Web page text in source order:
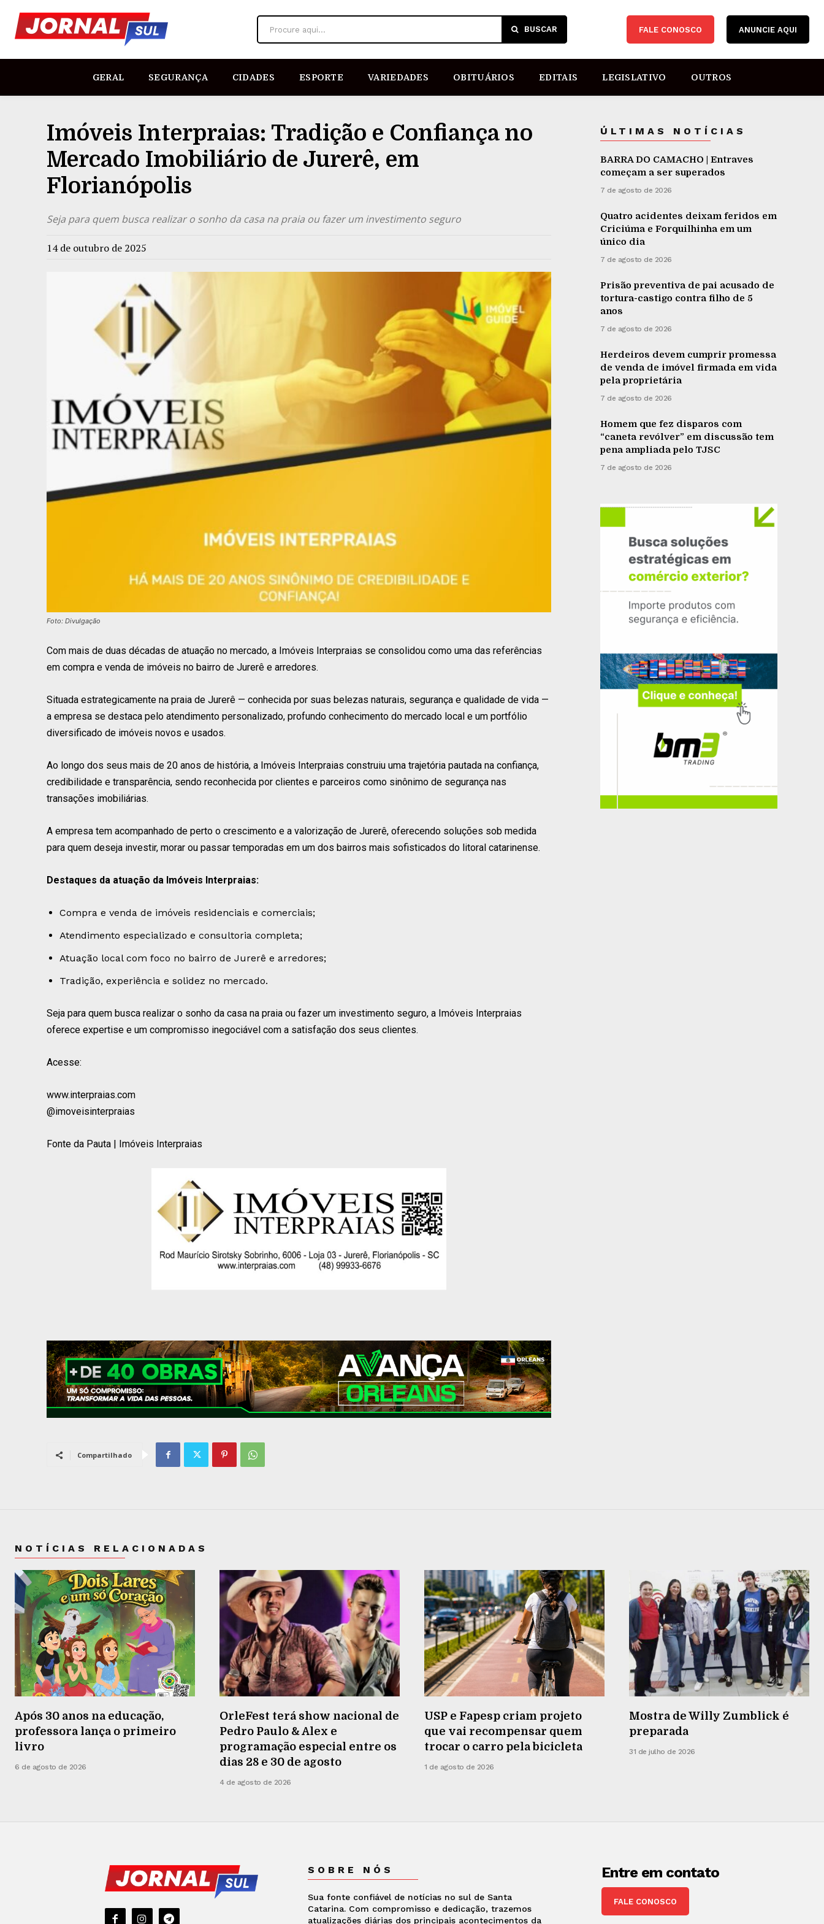
Procure aqui... BUSCAR FALE CONOSCO ANUNCIE AQUI
GERAL SEGURANÇA CIDADES ESPORTE VARIEDADES OBITUÁRIOS EDITAIS LEGISLATIVO OUTROS
Imóveis Interpraias: Tradição e Confiança no
Mercado Imobiliário de Jurerê, em
Florianópolis
Seja para quem busca realizar o sonho da casa na praia ou fazer um investimento seguro
14 de outubro de 2025
Foto: Divulgação
Com mais de duas décadas de atuação no mercado, a Imóveis Interpraias se consolidou como uma das referências
em compra e venda de imóveis no bairro de Jurerê e arredores.
Situada estrategicamente na praia de Jurerê — conhecida por suas belezas naturais, segurança e qualidade de vida —
a empresa se destaca pelo atendimento personalizado, profundo conhecimento do mercado local e um portfólio
diversificado de imóveis novos e usados.
Ao longo dos seus mais de 20 anos de história, a Imóveis Interpraias construiu uma trajetória pautada na confiança,
credibilidade e transparência, sendo reconhecida por clientes e parceiros como sinônimo de segurança nas
transações imobiliárias.
A empresa tem acompanhado de perto o crescimento e a valorização de Jurerê, oferecendo soluções sob medida
para quem deseja investir, morar ou passar temporadas em um dos bairros mais sofisticados do litoral catarinense.
Destaques da atuação da Imóveis Interpraias:
Compra e venda de imóveis residenciais e comerciais;
Atendimento especializado e consultoria completa;
Atuação local com foco no bairro de Jurerê e arredores;
Tradição, experiência e solidez no mercado.
Seja para quem busca realizar o sonho da casa na praia ou fazer um investimento seguro, a Imóveis Interpraias
oferece expertise e um compromisso inegociável com a satisfação dos seus clientes.
Acesse:
www.interpraias.com
@imoveisinterpraias
Fonte da Pauta | Imóveis Interpraias
Compartilhado
ÚLTIMAS NOTÍCIAS
BARRA DO CAMACHO | Entraves
começam a ser superados
7 de agosto de 2026
Quatro acidentes deixam feridos em
Criciúma e Forquilhinha em um
único dia
7 de agosto de 2026
Prisão preventiva de pai acusado de
tortura-castigo contra filho de 5
anos
7 de agosto de 2026
Herdeiros devem cumprir promessa
de venda de imóvel firmada em vida
pela proprietária
7 de agosto de 2026
Homem que fez disparos com
“caneta revólver” em discussão tem
pena ampliada pelo TJSC
7 de agosto de 2026
NOTÍCIAS RELACIONADAS
Após 30 anos na educação,
professora lança o primeiro
livro
6 de agosto de 2026
OrleFest terá show nacional de
Pedro Paulo & Alex e
programação especial entre os
dias 28 e 30 de agosto
4 de agosto de 2026
USP e Fapesp criam projeto
que vai recompensar quem
trocar o carro pela bicicleta
1 de agosto de 2026
Mostra de Willy Zumblick é
preparada
31 de julho de 2026
SOBRE NÓS
Sua fonte confiável de notícias no sul de Santa
Catarina. Com compromisso e dedicação, trazemos
atualizações diárias dos principais acontecimentos da
Entre em contato
FALE CONOSCO